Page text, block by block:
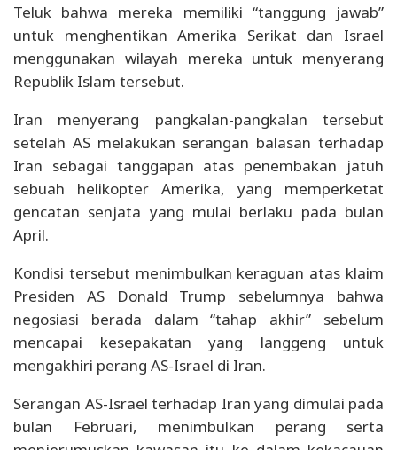
Teluk bahwa mereka memiliki “tanggung jawab”
untuk menghentikan Amerika Serikat dan Israel
menggunakan wilayah mereka untuk menyerang
Republik Islam tersebut.
Iran menyerang pangkalan-pangkalan tersebut
setelah AS melakukan serangan balasan terhadap
Iran sebagai tanggapan atas penembakan jatuh
sebuah helikopter Amerika, yang memperketat
gencatan senjata yang mulai berlaku pada bulan
April.
Kondisi tersebut menimbulkan keraguan atas klaim
Presiden AS Donald Trump sebelumnya bahwa
negosiasi berada dalam “tahap akhir” sebelum
mencapai kesepakatan yang langgeng untuk
mengakhiri perang AS-Israel di Iran.
Serangan AS-Israel terhadap Iran yang dimulai pada
bulan Februari, menimbulkan perang serta